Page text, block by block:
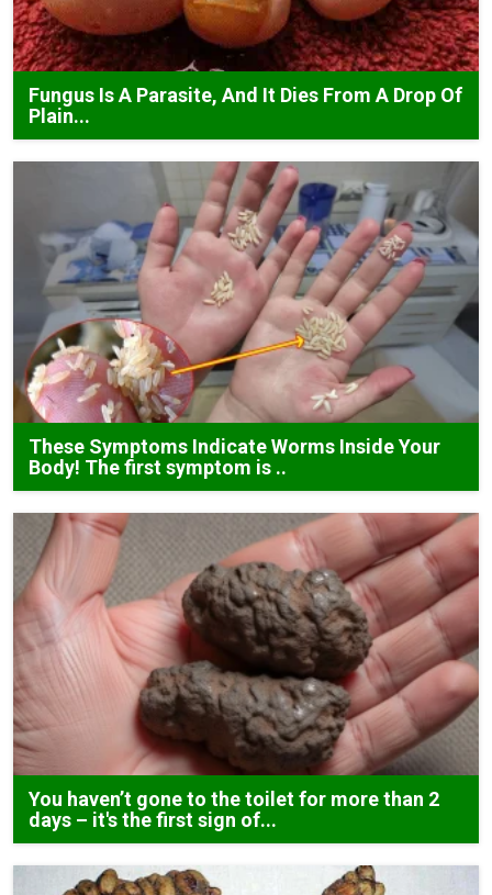
Fungus Is A Parasite, And It Dies From A Drop Of
Plain...
These Symptoms Indicate Worms Inside Your
Body! The first symptom is ..
You haven’t gone to the toilet for more than 2
days – it's the first sign of...